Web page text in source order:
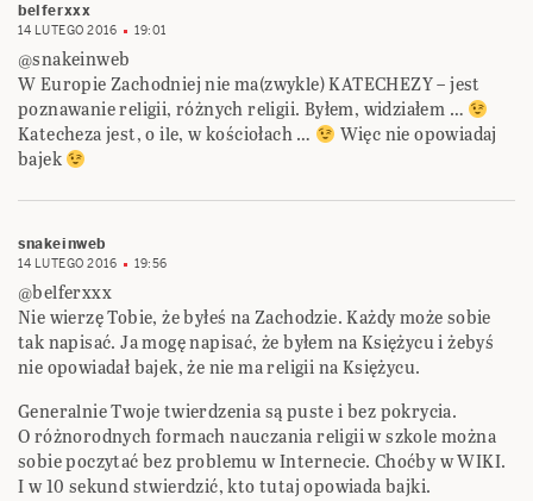
belferxxx
14 LUTEGO 2016 19:01
@snakeinweb
W Europie Zachodniej nie ma(zwykle) KATECHEZY – jest
poznawanie religii, różnych religii. Byłem, widziałem …
Katecheza jest, o ile, w kościołach …
Więc nie opowiadaj
bajek
snakeinweb
14 LUTEGO 2016 19:56
@belferxxx
Nie wierzę Tobie, że byłeś na Zachodzie. Każdy może sobie
tak napisać. Ja mogę napisać, że byłem na Księżycu i żebyś
nie opowiadał bajek, że nie ma religii na Księżycu.
Generalnie Twoje twierdzenia są puste i bez pokrycia.
O różnorodnych formach nauczania religii w szkole można
sobie poczytać bez problemu w Internecie. Choćby w WIKI.
I w 10 sekund stwierdzić, kto tutaj opowiada bajki.